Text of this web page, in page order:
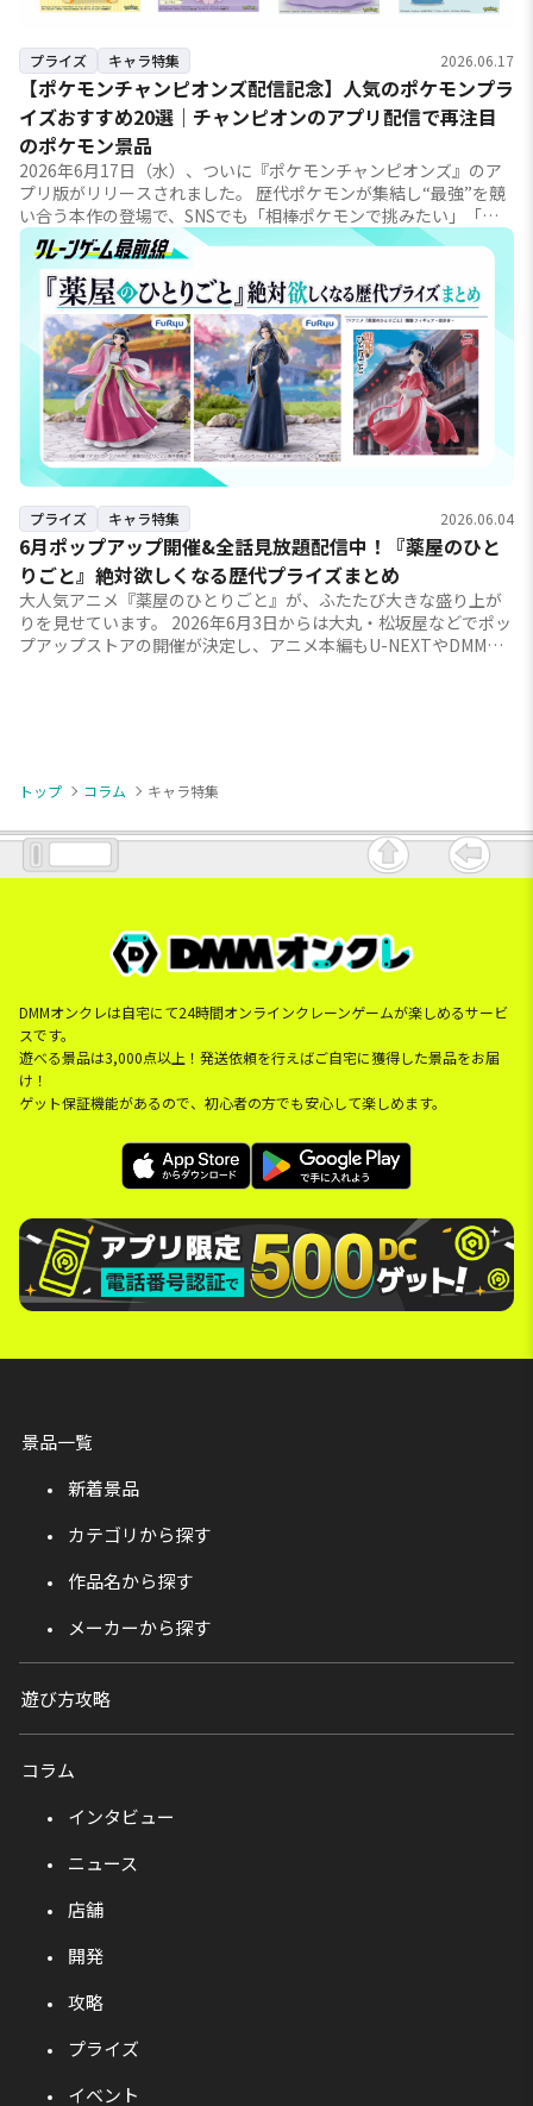
プライズ キャラ特集 2026.06.17
【ポケモンチャンピオンズ配信記念】人気のポケモンプラ
イズおすすめ20選｜チャンピオンのアプリ配信で再注目
のポケモン景品
2026年6月17日（水）、ついに『ポケモンチャンピオンズ』のア
プリ版がリリースされました。 歴代ポケモンが集結し“最強”を競
い合う本作の登場で、SNSでも「相棒ポケモンで挑みたい」「久
しぶりにポケモン熱が再燃...
プライズ キャラ特集 2026.06.04
6月ポップアップ開催&全話見放題配信中！『薬屋のひと
りごと』絶対欲しくなる歴代プライズまとめ
大人気アニメ『薬屋のひとりごと』が、ふたたび大きな盛り上が
りを見せています。 2026年6月3日からは大丸・松坂屋などでポッ
プアップストアの開催が決定し、アニメ本編もU-NEXTやDMM
トップ コラム キャラ特集
DMMオンクレは自宅にて24時間オンラインクレーンゲームが楽しめるサービ
スです。
遊べる景品は3,000点以上！発送依頼を行えばご自宅に獲得した景品をお届
け！
ゲット保証機能があるので、初心者の方でも安心して楽しめます。
景品一覧
新着景品
カテゴリから探す
作品名から探す
メーカーから探す
遊び方攻略
コラム
インタビュー
ニュース
店舗
開発
攻略
プライズ
イベント